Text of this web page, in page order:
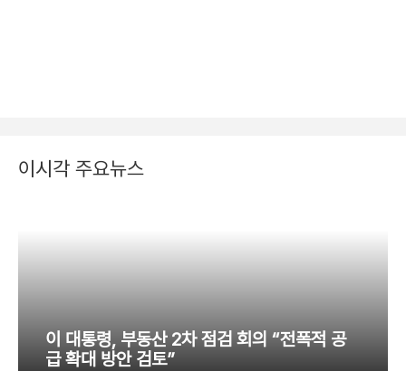
이시각 주요뉴스
이 대통령, 부동산 2차 점검 회의 “전폭적 공
급 확대 방안 검토”